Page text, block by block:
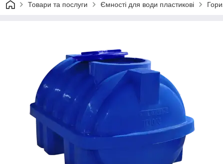
Товари та послуги Ємності для води пластикові